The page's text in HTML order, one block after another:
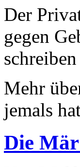
Der
gegen
Mehr
jemals
Die